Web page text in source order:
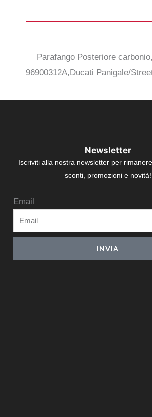
Parafango Posteriore
96900312A,Ducati Panigale/
Newsletter
Iscriviti alla nostra newsletter per
sconti, promozioni e novità!
Email
INVIA